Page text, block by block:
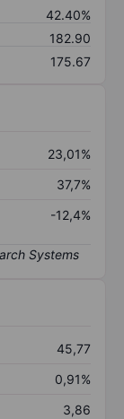
42.40%
182.90
175.67
23,01%
37,7%
-12,4%
45,77
0,91%
3,86